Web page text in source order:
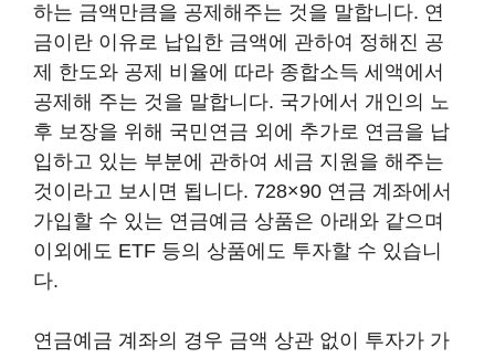
하는 금액만큼을 공제해주는 것을 말합니다. 연
금이란 이유로 납입한 금액에 관하여 정해진 공
제 한도와 공제 비율에 따라 종합소득 세액에서
공제해 주는 것을 말합니다. 국가에서 개인의 노
후 보장을 위해 국민연금 외에 추가로 연금을 납
입하고 있는 부분에 관하여 세금 지원을 해주는
것이라고 보시면 됩니다. 728×90 연금 계좌에서
가입할 수 있는 연금예금 상품은 아래와 같으며
이외에도 ETF 등의 상품에도 투자할 수 있습니
다.
연금예금 계좌의 경우 금액 상관 없이 투자가 가